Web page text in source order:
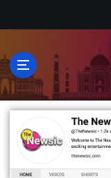
n
e
n
t